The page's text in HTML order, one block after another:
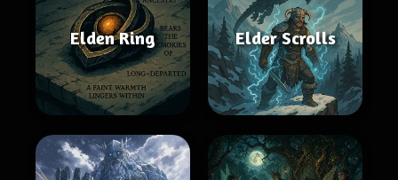
Elden Ring Elder Scrolls